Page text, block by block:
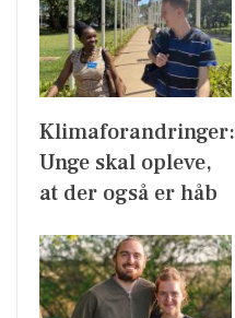
Klimaforandringer:
Unge skal opleve,
at der også er håb